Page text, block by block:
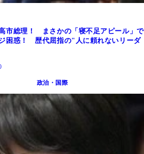
市総理！ まさかの「寝不足アピール」で
困惑！ 歴代屈指の"人に頼れないリーダ
政治・国際